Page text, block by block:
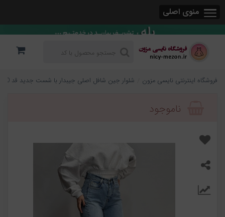
منوی اصلی
فروشگاه اینترنتی نایسی مزون شلوار جین شافل اصلی جیبدار با شست جدید قد 110کد 896
ناموجود